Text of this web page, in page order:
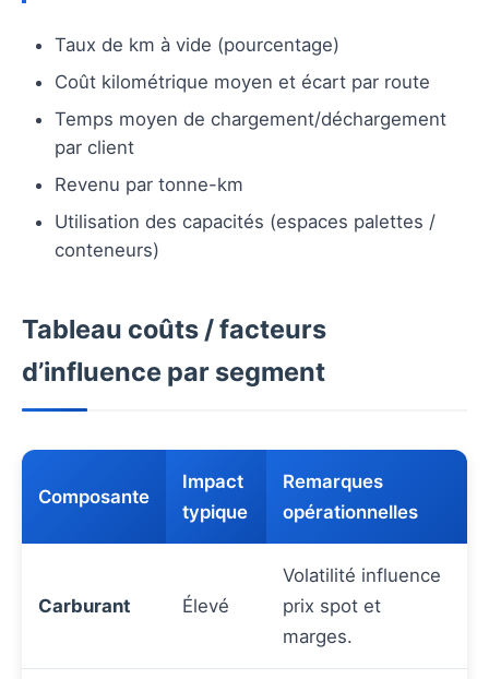
Taux de km à vide (pourcentage)
Coût kilométrique moyen et écart par route
Temps moyen de chargement/déchargement
par client
Revenu par tonne-km
Utilisation des capacités (espaces palettes /
conteneurs)
Tableau coûts / facteurs
d’influence par segment
Composante
Impact
typique
Remarques
opérationnelles
Carburant Élevé
Volatilité influence
prix spot et
marges.